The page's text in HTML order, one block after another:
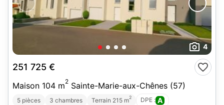
4
251 725 €
Maison 104 m2 Sainte-Marie-aux-Chênes (57)
5 pièces 3 chambres Terrain 215 m2 DPE : A